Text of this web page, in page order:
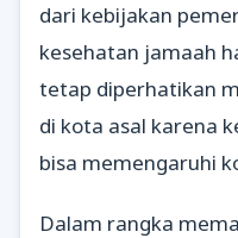
dari kebijakan
kesehatan jamaah
tetap diperhatikan
di kota asal karena
bisa memengaruhi
Dalam rangka